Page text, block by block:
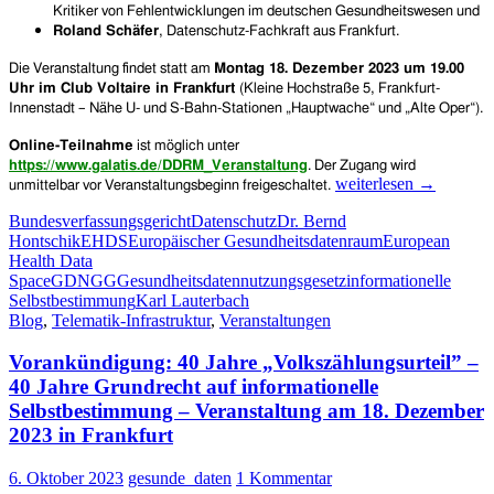
Kritiker von Fehlentwicklungen im deutschen Gesundheitswesen und
Roland Schäfer, Datenschutz-Fachkraft aus Frankfurt.
Die Veranstaltung findet statt am Montag 18. Dezember 2023 um 19.00
Uhr im Club Voltaire in Frankfurt (Kleine Hochstraße 5, Frankfurt-
Innenstadt – Nähe U- und S-Bahn-Stationen „Hauptwache“ und „Alte Oper“).
Online-Teilnahme ist möglich unter
https://www.galatis.de/DDRM_Veranstaltung. Der Zugang wird
unmittelbar vor Veranstaltungsbeginn freigeschaltet. 40
„Volkszählungsurteil”
und
Frage:
von
Gesundheits-
und
Behandlungsdaten
weiterlesen →
BundesverfassungsgerichtDatenschutzDr. Bernd
HontschikEHDSEuropäischer GesundheitsdatenraumEuropean
Health Data
SpaceGDNGGGesundheitsdatennutzungsgesetzinformationelle
SelbstbestimmungKarl Lauterbach
Blog, Telematik-Infrastruktur, Veranstaltungen
Vorankündigung: 40 Jahre „Volkszählungsurteil” –
40 Jahre Grundrecht auf informationelle
Selbstbestimmung – Veranstaltung am 18. Dezember
2023 in Frankfurt
6. Oktober 2023 gesunde_daten 1 Kommentar